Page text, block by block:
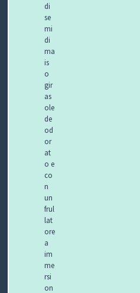
di
se
mi
di
ma
is
o
gir
as
ole
de
od
or
at
o e
co
n
un
frul
lat
ore
a
im
me
rsi
on